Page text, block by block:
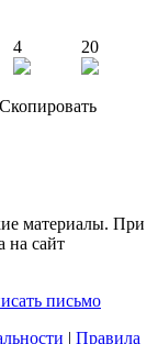
4 20
Скопировать
материалы. При
на сайт
письмо
| Правила